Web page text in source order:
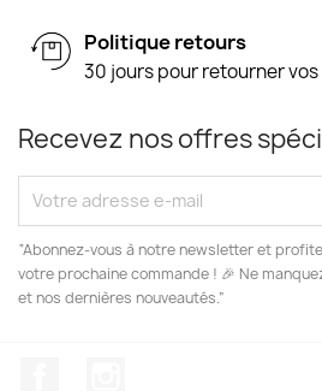
Politique retours
30 jours pour retourner
Recevez nos offres
“Abonnez-vous à notre newsletter et
votre prochaine commande ! 🎉 Ne
et nos dernières nouveautés.”